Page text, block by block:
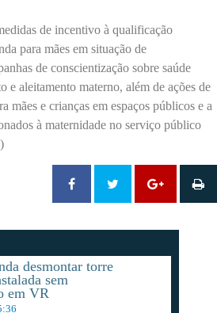
de incentivo à qualificação
para mães em situação de
de conscientização sobre saúde
e aleitamento materno, além de ações de
mães e crianças em espaços públicos e a
à maternidade no serviço público
desmontar torre
sem
em VR